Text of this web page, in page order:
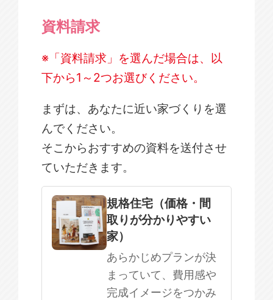
資料請求
※「資料請求」を選んだ場合は、以
下から1～2つお選びください。
まずは、あなたに近い家づくりを選
んでください。
そこからおすすめの資料を送付させ
ていただきます。
規格住宅
注文住宅
SOWOOD
まだ何も決まっていない
規格住宅（価格・間
取りが分かりやすい
家）
あらかじめプランが決
まっていて、費用感や
完成イメージをつかみ